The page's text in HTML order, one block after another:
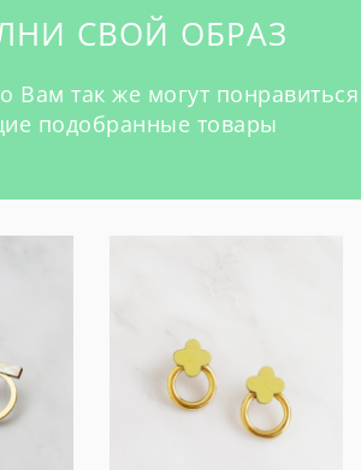
СВОЙ ОБРАЗ
Вам так же могут понравиться
подобранные товары